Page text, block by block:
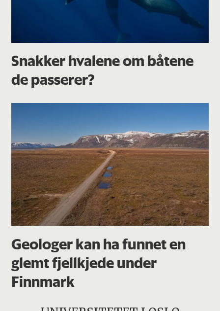
Snakker hvalene om båtene
de passerer?
Geologer kan ha funnet en
glemt fjellkjede under
Finnmark